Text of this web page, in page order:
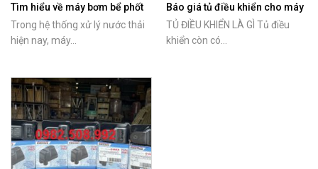
Tìm hiểu về máy bơm bể phốt
Tsurumi
Trong hệ thống xử lý nước thải
hiện nay, máy...
Báo giá tủ điều khiển cho máy
bơm nước
TỦ ĐIỀU KHIỂN LÀ GÌ Tủ điều
khiển còn có...